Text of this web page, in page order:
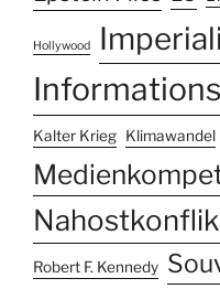
Hollywood
Kalter Krieg Klimawandel
Robert F. Kennedy